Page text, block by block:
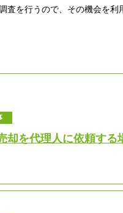
査を行うので、その機会を
却を代理人に依頼する